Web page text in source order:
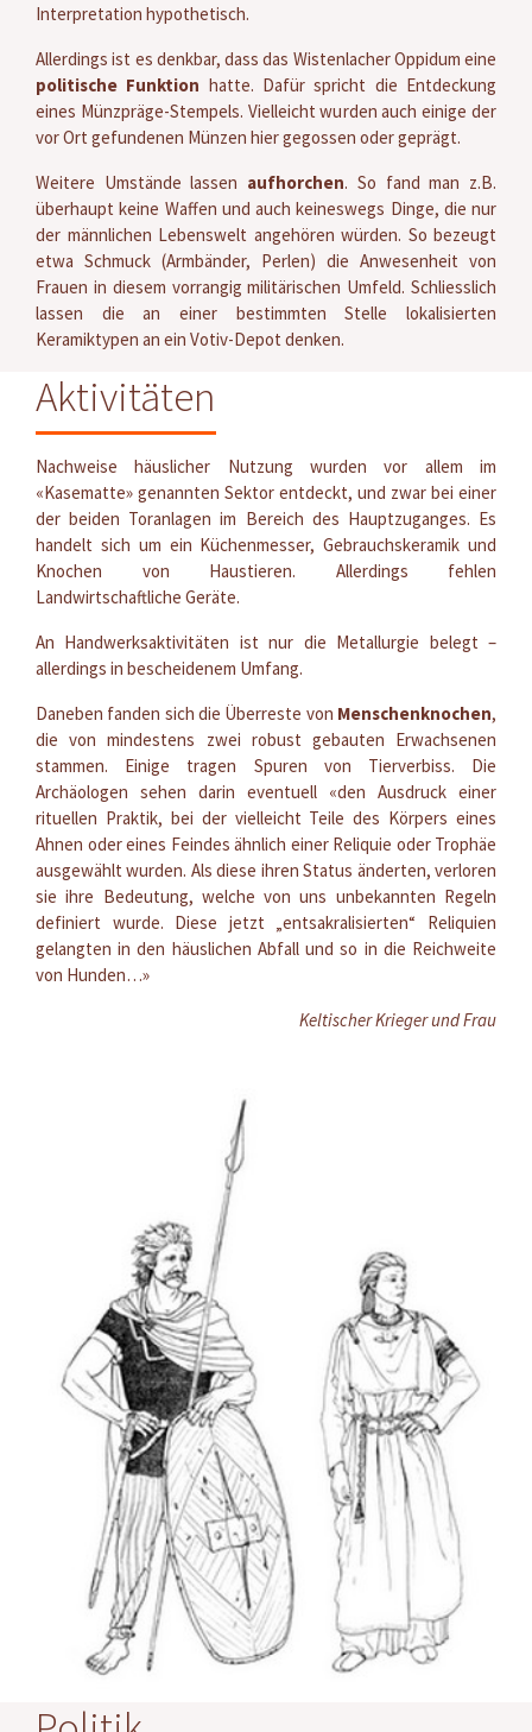
Interpretation hypothetisch.
Allerdings ist es denkbar, dass das Wistenlacher Oppidum eine
politische Funktion hatte. Dafür spricht die Entdeckung
eines Münzpräge-Stempels. Vielleicht wurden auch einige der
vor Ort gefundenen Münzen hier gegossen oder geprägt.
Weitere Umstände lassen aufhorchen. So fand man z.B.
überhaupt keine Waffen und auch keineswegs Dinge, die nur
der männlichen Lebenswelt angehören würden. So bezeugt
etwa Schmuck (Armbänder, Perlen) die Anwesenheit von
Frauen in diesem vorrangig militärischen Umfeld. Schliesslich
lassen die an einer bestimmten Stelle lokalisierten
Keramiktypen an ein Votiv-Depot denken.
Aktivitäten
Nachweise häuslicher Nutzung wurden vor allem im
«Kasematte» genannten Sektor entdeckt, und zwar bei einer
der beiden Toranlagen im Bereich des Hauptzuganges. Es
handelt sich um ein Küchenmesser, Gebrauchskeramik und
Knochen von Haustieren. Allerdings fehlen
Landwirtschaftliche Geräte.
An Handwerksaktivitäten ist nur die Metallurgie belegt –
allerdings in bescheidenem Umfang.
Daneben fanden sich die Überreste von Menschenknochen,
die von mindestens zwei robust gebauten Erwachsenen
stammen. Einige tragen Spuren von Tierverbiss. Die
Archäologen sehen darin eventuell «den Ausdruck einer
rituellen Praktik, bei der vielleicht Teile des Körpers eines
Ahnen oder eines Feindes ähnlich einer Reliquie oder Trophäe
ausgewählt wurden. Als diese ihren Status änderten, verloren
sie ihre Bedeutung, welche von uns unbekannten Regeln
definiert wurde. Diese jetzt „entsakralisierten“ Reliquien
gelangten in den häuslichen Abfall und so in die Reichweite
von Hunden…»
Keltischer Krieger und Frau